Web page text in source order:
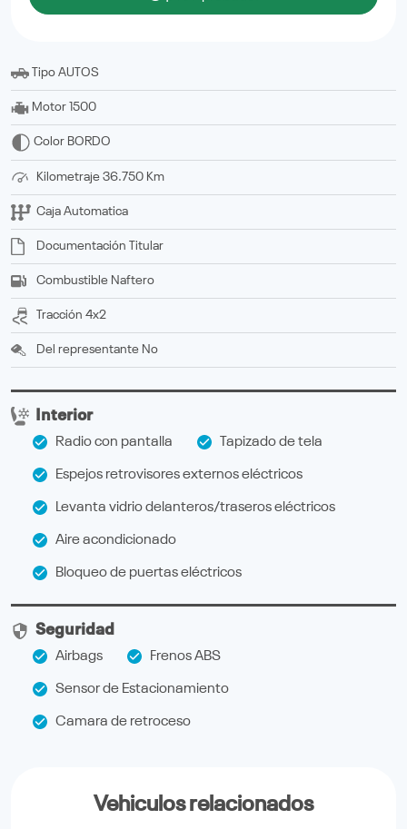
Tipo AUTOS
Motor 1500
Color BORDO
Kilometraje 36.750 Km
Caja Automatica
Documentación titular
Combustible Naftero
Tracción 4x2
Del representante No
Interior
Radio con pantalla Tapizado de tela
Espejos retrovisores externos eléctricos
Levanta vidrio delanteros/traseros eléctricos
Aire acondicionado
Bloqueo de puertas eléctricos
Seguridad
Airbags Frenos ABS
Sensor de Estacionamiento
Camara de retroceso
Vehiculos relacionados